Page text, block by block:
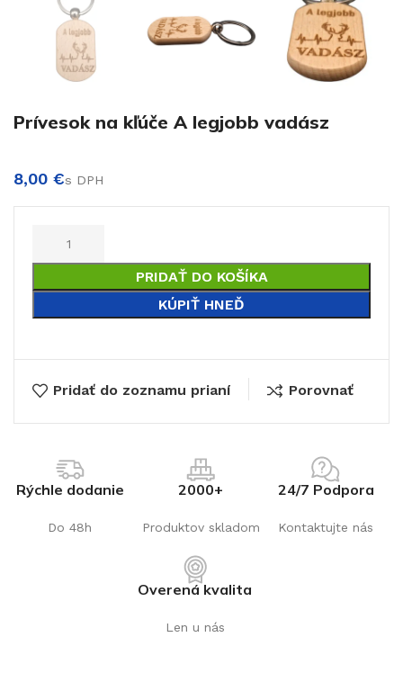
Prívesok na kľúče A legjobb vadász
€
PRIDAŤ DO KOŠÍKA
KÚPIŤ HNEĎ
Pridať do zoznamu prianí Porovnať
Rýchle dodanie
Do 48h
2000+
Produktov skladom
24/7 Podpora
Kontaktujte nás
Overená kvalita
Len u nás
€